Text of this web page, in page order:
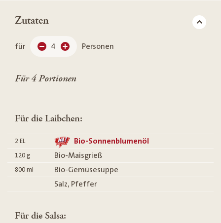
Zutaten
für 4 Personen
Für 4 Portionen
Für die Laibchen:
2 EL Bio-Sonnenblumenöl
120 g Bio-Maisgrieß
800 ml
Bio-Gemüsesuppe
Salz, Pfeffer
Für die Salsa: